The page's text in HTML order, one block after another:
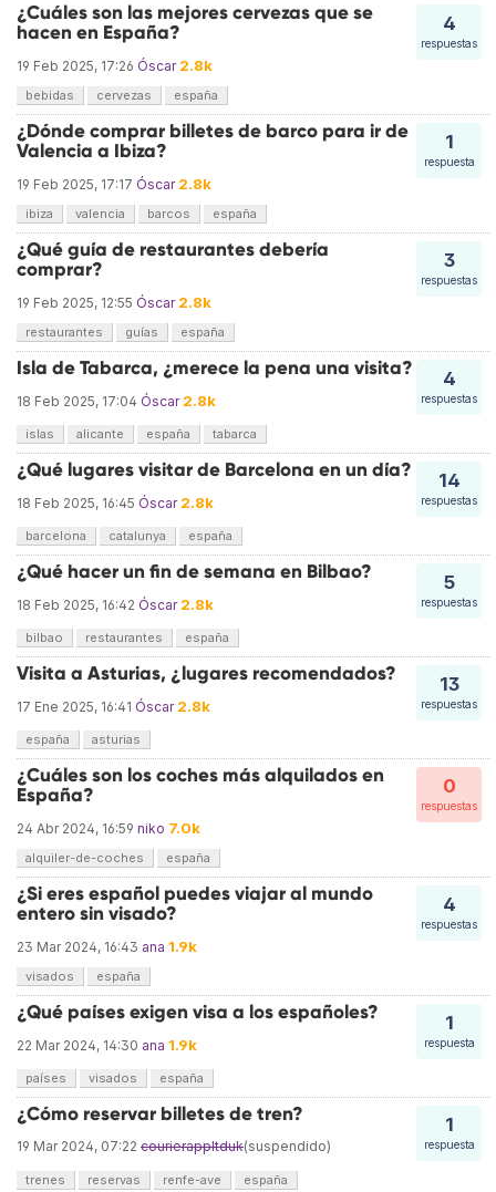
4
respuestas
¿Cuáles son las mejores cervezas que se
hacen en España?
19 Feb 2025, 17:26 Óscar 2.8k
bebidas cervezas españa
1
respuesta
¿Dónde comprar billetes de barco para ir de
Valencia a Ibiza?
19 Feb 2025, 17:17 Óscar 2.8k
ibiza valencia barcos españa
3
respuestas
¿Qué guía de restaurantes debería
comprar?
19 Feb 2025, 12:55 Óscar 2.8k
restaurantes guías españa
4
respuestas
Isla de Tabarca, ¿merece la pena una visita?
18 Feb 2025, 17:04 Óscar 2.8k
islas alicante españa tabarca
14
respuestas
¿Qué lugares visitar de Barcelona en un día?
18 Feb 2025, 16:45 Óscar 2.8k
barcelona catalunya españa
5
respuestas
¿Qué hacer un fin de semana en Bilbao?
18 Feb 2025, 16:42 Óscar 2.8k
bilbao restaurantes españa
13
respuestas
Visita a Asturias, ¿lugares recomendados?
17 Ene 2025, 16:41 Óscar 2.8k
españa asturias
0
respuestas
¿Cuáles son los coches más alquilados en
España?
24 Abr 2024, 16:59 niko 7.0k
alquiler-de-coches españa
4
respuestas
¿Si eres español puedes viajar al mundo
entero sin visado?
23 Mar 2024, 16:43 ana 1.9k
visados españa
1
respuesta
¿Qué países exigen visa a los españoles?
22 Mar 2024, 14:30 ana 1.9k
países visados españa
1
respuesta
¿Cómo reservar billetes de tren?
19 Mar 2024, 07:22 courierappltduk(suspendido)
trenes reservas renfe-ave españa